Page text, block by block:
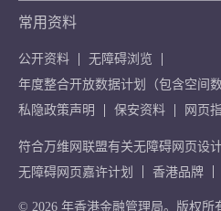
常用资料
公开资料
无障碍浏览
年度整合开放数据计划（包含空间数
私隐政策声明
保安资料 网页
符合万维网联盟有关无障碍网页设
无障碍网页嘉许计划
香港品牌
© 2026 年香港金融管理局。版权所